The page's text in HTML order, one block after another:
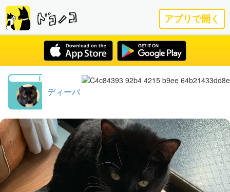
アプリで開く
ディーバ